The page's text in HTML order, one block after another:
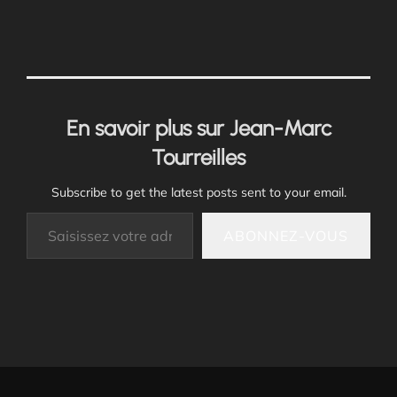
En savoir plus sur Jean-Marc
Tourreilles
Subscribe to get the latest posts sent to your email.
Saisissez votre adresse e-mail…